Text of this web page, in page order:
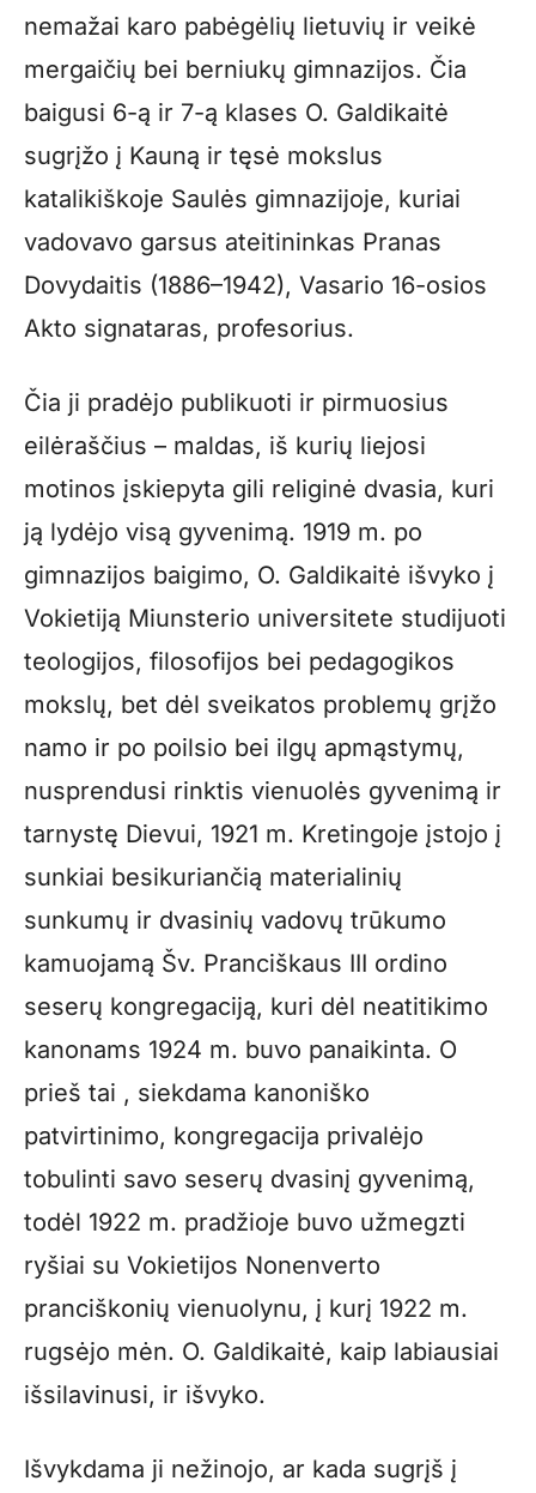
nemažai karo pabėgėlių lietuvių ir veikė
mergaičių bei berniukų gimnazijos. Čia
baigusi 6-ą ir 7-ą klases O. Galdikaitė
sugrįžo į Kauną ir tęsė mokslus
katalikiškoje Saulės gimnazijoje, kuriai
vadovavo garsus ateitininkas Pranas
Dovydaitis (1886–1942), Vasario 16-osios
Akto signataras, profesorius.
Čia ji pradėjo publikuoti ir pirmuosius
eilėraščius – maldas, iš kurių liejosi
motinos įskiepyta gili religinė dvasia, kuri
ją lydėjo visą gyvenimą. 1919 m. po
gimnazijos baigimo, O. Galdikaitė išvyko į
Vokietiją Miunsterio universitete studijuoti
teologijos, filosofijos bei pedagogikos
mokslų, bet dėl sveikatos problemų grįžo
namo ir po poilsio bei ilgų apmąstymų,
nusprendusi rinktis vienuolės gyvenimą ir
tarnystę Dievui, 1921 m. Kretingoje įstojo į
sunkiai besikuriančią materialinių
sunkumų ir dvasinių vadovų trūkumo
kamuojamą Šv. Pranciškaus III ordino
seserų kongregaciją, kuri dėl neatitikimo
kanonams 1924 m. buvo panaikinta. O
prieš tai , siekdama kanoniško
patvirtinimo, kongregacija privalėjo
tobulinti savo seserų dvasinį gyvenimą,
todėl 1922 m. pradžioje buvo užmegzti
ryšiai su Vokietijos Nonenverto
pranciškonių vienuolynu, į kurį 1922 m.
rugsėjo mėn. O. Galdikaitė, kaip labiausiai
išsilavinusi, ir išvyko.
Išvykdama ji nežinojo, ar kada sugrįš į